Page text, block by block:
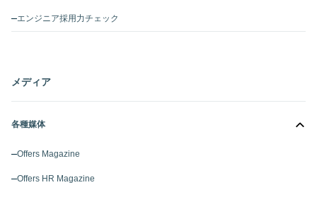
エンジニア採用力チェック
メディア
各種媒体
Offers Magazine
Offers HR Magazine